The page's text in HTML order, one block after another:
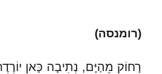
(רומנסה)
רָחוֹק מֵהַיָּם, נְתִיבָה כָּאן יוֹרֶדֶת,